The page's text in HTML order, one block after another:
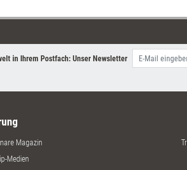
in Ihrem Postfach: Unser Newsletter
Magazin
Medien